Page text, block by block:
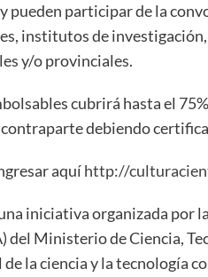
pueden participar de la
institutos de
y/o provinciales.
cubrirá hasta el
debiendo
aquíhttp://
iniciativa organizada por
Ministerio de Ciencia,
la ciencia y la tecnología